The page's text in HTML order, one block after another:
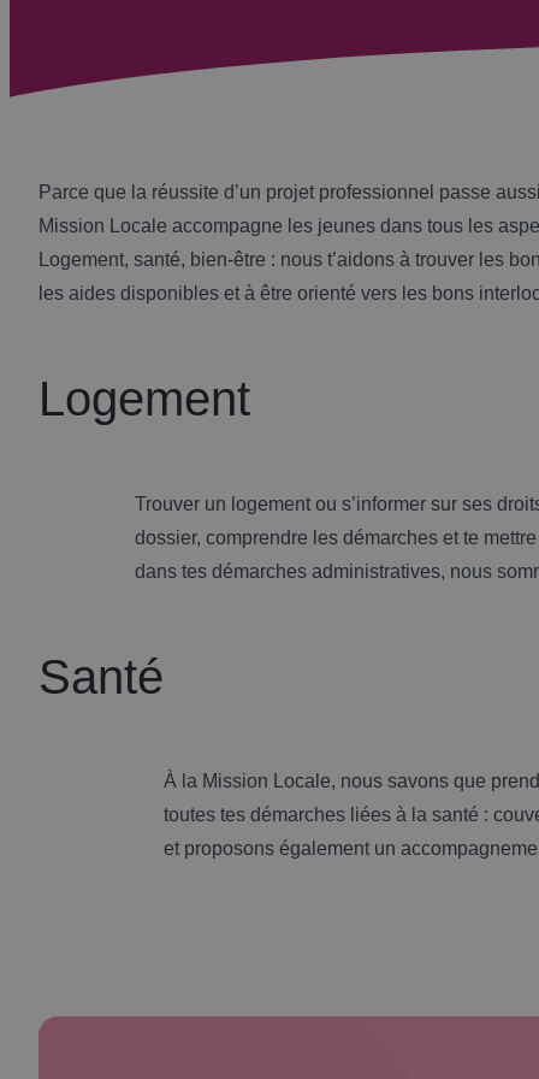
Parce que la réussite d’un projet professionnel passe
Mission Locale accompagne les jeunes dans tous les
Logement, santé, bien-être : nous t’aidons à trouver les
les aides disponibles et à être orienté vers les bons
Logement
Trouver un logement ou s’informer sur ses
dossier, comprendre les démarches et te
dans tes démarches administratives, nous
Santé
À la Mission Locale, nous savons que
toutes tes démarches liées à la santé :
et proposons également un